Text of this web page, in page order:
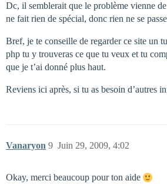
Dc, il semblerait que le problème vienne
ne fait rien de spécial, donc rien ne se
Bref, je te conseille de regarder ce site un
php tu y trouveras ce que tu veux et tu
que je t’ai donné plus haut.
Reviens ici après, si tu as besoin d’autres
Vanaryon Juin 29, 2009, 4:02
9
Okay, merci beaucoup pour ton aide